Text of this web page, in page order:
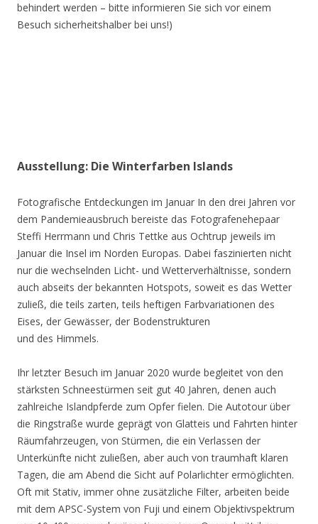
behindert werden – bitte informieren Sie sich vor einem
Besuch sicherheitshalber bei uns!)
Ausstellung: Die Winterfarben Islands
Fotografische Entdeckungen im Januar In den drei Jahren vor
dem Pandemieausbruch bereiste das Fotografenehepaar
Steffi Herrmann und Chris Tettke aus Ochtrup jeweils im
Januar die Insel im Norden Europas. Dabei faszinierten nicht
nur die wechselnden Licht- und Wetterverhältnisse, sondern
auch abseits der bekannten Hotspots, soweit es das Wetter
zuließ, die teils zarten, teils heftigen Farbvariationen des
Eises, der Gewässer, der Bodenstrukturen
und des Himmels.
Ihr letzter Besuch im Januar 2020 wurde begleitet von den
stärksten Schneestürmen seit gut 40 Jahren, denen auch
zahlreiche Islandpferde zum Opfer fielen. Die Autotour über
die Ringstraße wurde geprägt von Glatteis und Fahrten hinter
Räumfahrzeugen, von Stürmen, die ein Verlassen der
Unterkünfte nicht zuließen, aber auch von traumhaft klaren
Tagen, die am Abend die Sicht auf Polarlichter ermöglichten.
Oft mit Stativ, immer ohne zusätzliche Filter, arbeiten beide
mit dem APSC-System von Fuji und einem Objektivspektrum